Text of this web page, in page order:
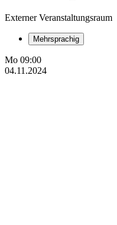
Externer Veranstaltungsraum
Mehrsprachig
Mo 09:00
04.11.2024